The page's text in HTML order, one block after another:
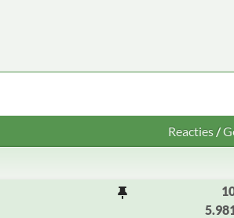
Reacties/